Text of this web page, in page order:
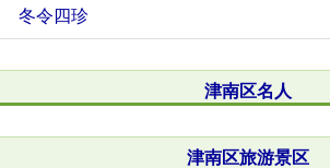
冬令四珍
津南区名人
津南区旅游景区